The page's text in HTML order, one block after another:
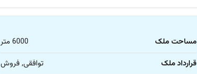
مساحت ملک 6000 متر
قرارداد ملک توافقی, فروش